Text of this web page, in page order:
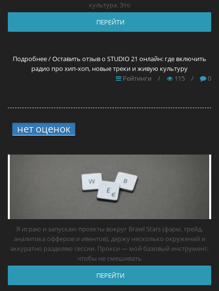
культура. Это
ПЕРЕЙТИ
Подробнее / Оставить отзыв о STUDIO 21 онлайн: где включить
радио про хип-хоп, новые треки и живую культуру
Рейтинги
/ 115 / 0
нет оценок
Я играю и запускаю проекты вокруг Brawl Stars (фарм, трейд,
аналитика офферов и ивентов), держу несколько окружений и
аккуратно разделяю сессии. Прокси — мой базовый инструмент,
чтобы не смешивать
ПЕРЕЙТИ